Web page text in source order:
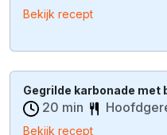
Bekijk recept
Gegrilde karbonade met
20 min
Bekijk recept